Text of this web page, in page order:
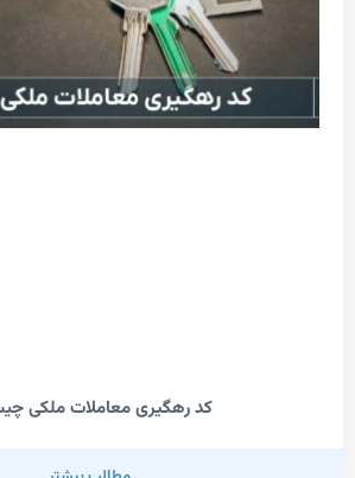
کد رهگیری معاملات ملکی چیست؟